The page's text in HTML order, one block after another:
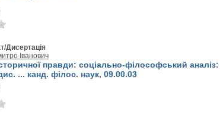
Дисертація
Іванович
правди: соціально-філософський аналіз:
... канд. філос. наук, 09.00.03